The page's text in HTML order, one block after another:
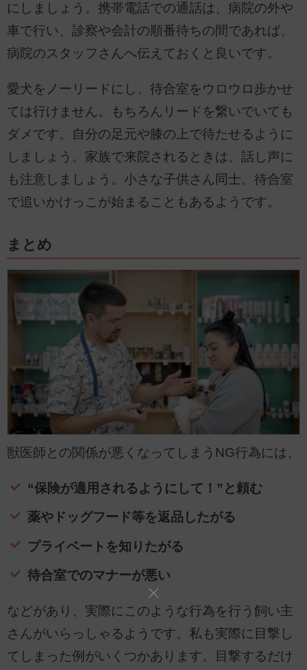
にしましょう。携帯電話での通話は、病院の外や
車で行い、診察や会計の順番待ちの間であれば、
病院のスタッフさんへ伝えておくと良いです。
愛犬をノーリードにし、待合室をウロウロ歩かせ
ては行けません。もちろんリードを繋いでいても
ダメです。自分の足元や膝の上で待たせるように
しましょう。家族で来院されるときは、話し声に
も注意しましょう。小さな子供さん同士、待合室
で追いかけっこが始まることもあるようです。
まとめ
獣医師との関係が悪くなってしまうNG行為には、
“保険が適用されるようにして！”と頼む
薬やドッグフード等を返品したがる
プライベートを知りたがる
待合室でのマナーが悪い
などがあり、実際にこのような行為を行う飼い主
さんがいらっしゃるようです。私も実際に目撃し
てしまった例がいくつかあります。目撃するだけ